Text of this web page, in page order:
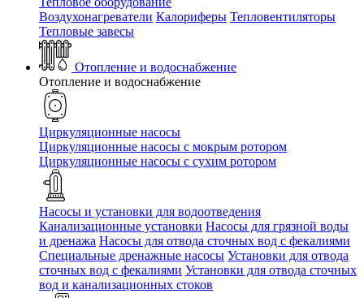
Воздухонагреватели Калориферы Тепловентиляторы
Тепловые завесы
Отопление и водоснабжение
Отопление и водоснабжение
Циркуляционные насосы
Циркуляционные насосы с мокрым ротором
Циркуляционные насосы с сухим ротором
Насосы и установки для водоотведения
Канализационные установки Насосы для грязной воды
и дренажа Насосы для отвода сточных вод c фекалиями
Специальные дренажные насосы Установки для отвода
сточных вод c фекалиями Установки для отвода сточных
вод и канализационных стоков